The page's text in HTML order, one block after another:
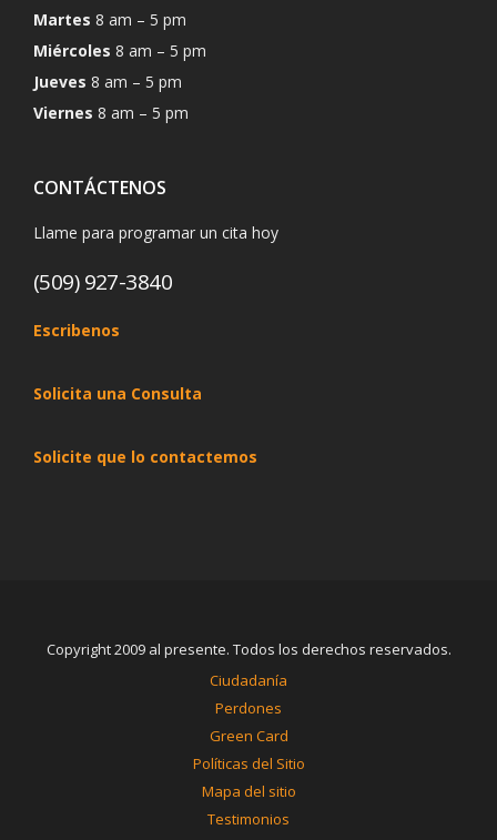
Martes 8 am – 5 pm
Miércoles 8 am – 5 pm
Jueves 8 am – 5 pm
Viernes 8 am – 5 pm
CONTÁCTENOS
Llame para programar un cita hoy
(509) 927-3840
Escribenos
Solicita una Consulta
Solicite que lo contactemos
Copyright 2009 al presente. Todos los derechos reservados.
Ciudadanía
Perdones
Green Card
Políticas del Sitio
Mapa del sitio
Testimonios